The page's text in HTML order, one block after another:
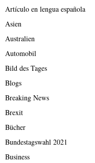
Artículo en lengua española
Asien
Australien
Automobil
Bild des Tages
Blogs
Breaking News
Brexit
Bücher
Bundestagswahl 2021
Business